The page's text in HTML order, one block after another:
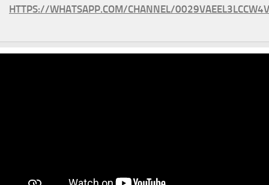
HTTPS://WHATSAPP.COM/CHANNEL/